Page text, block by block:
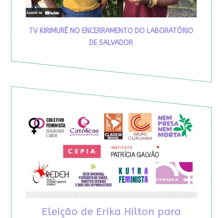
TV KIRIMURÊ NO ENCERRAMENTO DO LABORATÓRIO
DE SALVADOR
Eleição de Erika Hilton para